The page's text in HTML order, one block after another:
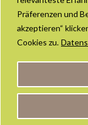
Präferenzen und
akzeptieren“
Cookies zu.
E-Mail:
juttaschneider.de